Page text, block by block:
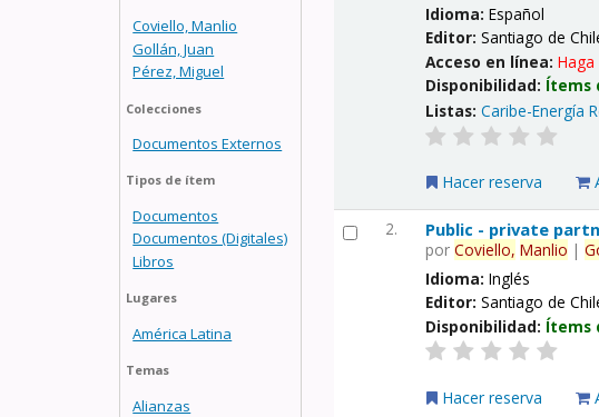
Coviello, Manlio
Gollán, Juan
Pérez, Miguel
Colecciones
Documentos Externos
Tipos de ítem
Documentos
Documentos (Digitales)
Libros
Lugares
América Latina
Temas
Alianzas
Idioma:Español
Editor:Santiago de
Acceso en línea:Haga
Disponibilidad: Ítems
Listas: Caribe-Energía
Hacer reserva
2. Public - private
porCoviello, Manlio |
Idioma:Inglés
Editor:Santiago de
Disponibilidad: Ítems
Hacer reserva